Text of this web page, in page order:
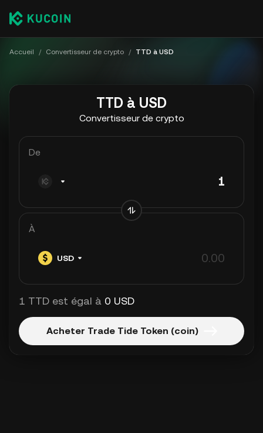
Accueil / Convertisseur de crypto / TTD à USD
TTD à USD
Convertisseur de crypto
De
À
USD
1 TTD est égal à 0 USD
Acheter Trade Tide Token (coin)